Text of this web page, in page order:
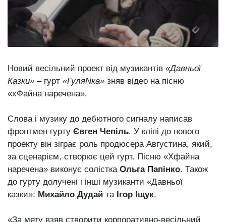
залишив у
Луцьку
27 Липня 2026
726 переглядів
Всі розділи
Персона
Лайф
ZONE 18+
Контакти
Політика конфіденційності
Новий весільний проект від музикантів «Давньої
Казки» – гурт «ГуляNка» зняв відео на пісню
«хФайна наречена».
Слова і музику до дебютного сигналу написав
фронтмен гурту Євген Чепіль. У кліпі до нового
проекту він зіграє роль продюсера Августина, який,
за сценарієм, створює цей гурт. Пісню «Хфайна
наречена» виконує солістка Ольга Папінко. Також
до гурту долучені і інші музиканти «Давньої
казки»: Михайло Дудай та Ігор Іщук.
«За мету взяв створити корпоративно-весільний